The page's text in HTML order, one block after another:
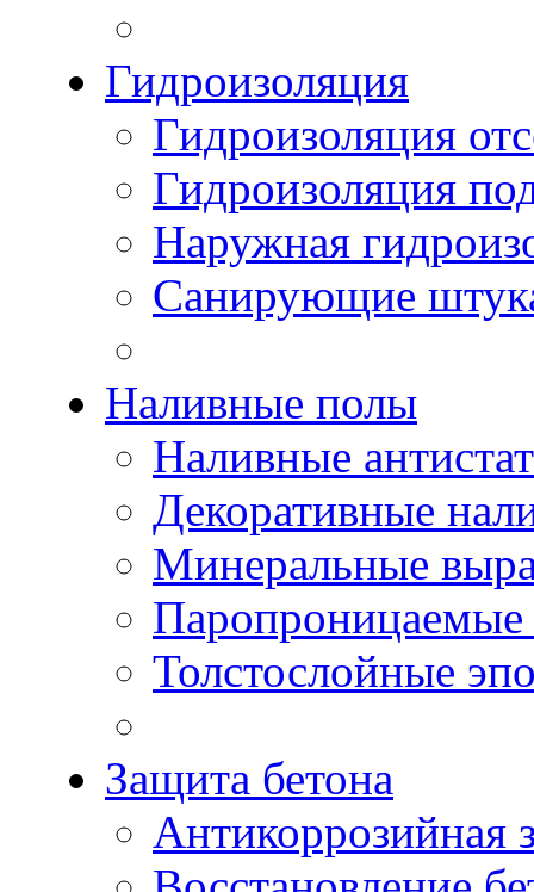
Гидроизоляция
Гидроизоляция
Гидроизоляция
Наружная
Санирующие
Наливные полы
Наливные
Декоративные
Минеральные
Толстослойные
Защита бетона
Антикоррозийная